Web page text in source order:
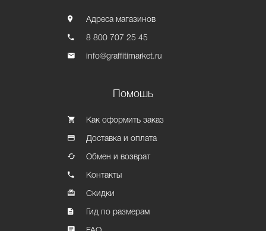
Адреса магазинов
8 800 707 25 45
info@graffitimarket.ru
Помошь
Как оформить заказ
Доставка и оплата
Обмен и возврат
Контакты
Скидки
Гид по размерам